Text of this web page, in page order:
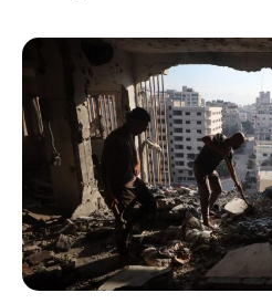
“Funeral para toda Gaza” —